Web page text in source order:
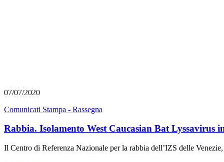
07/07/2020
Comunicati Stampa - Rassegna
Rabbia. Isolamento West Caucasian Bat Lyssavirus
Il Centro di Referenza Nazionale per la rabbia dell’IZS delle